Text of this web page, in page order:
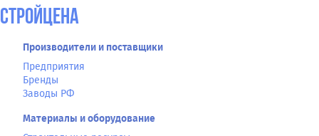
СтройЦена
Производители и поставщики
Предприятия
Бренды
Заводы РФ
Материалы и оборудование